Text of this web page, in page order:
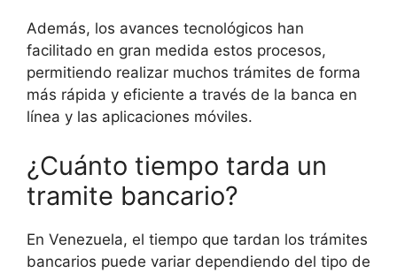
Además, los avances tecnológicos han
facilitado en gran medida estos procesos,
permitiendo realizar muchos trámites de forma
más rápida y eficiente a través de la banca en
línea y las aplicaciones móviles.
¿Cuánto tiempo tarda un
tramite bancario?
En Venezuela, el tiempo que tardan los trámites
bancarios puede variar dependiendo del tipo de